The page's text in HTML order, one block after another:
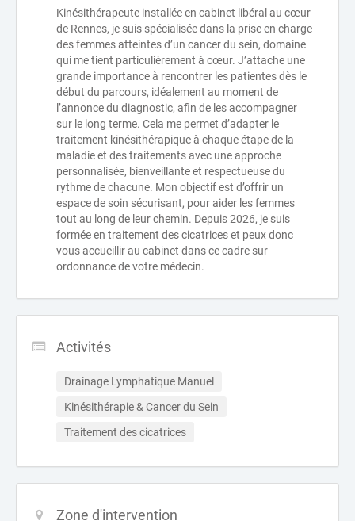
Kinésithérapeute installée en cabinet libéral au cœur
de Rennes, je suis spécialisée dans la prise en charge
des femmes atteintes d’un cancer du sein, domaine
qui me tient particulièrement à cœur. J’attache une
grande importance à rencontrer les patientes dès le
début du parcours, idéalement au moment de
l’annonce du diagnostic, afin de les accompagner
sur le long terme. Cela me permet d’adapter le
traitement kinésithérapique à chaque étape de la
maladie et des traitements avec une approche
personnalisée, bienveillante et respectueuse du
rythme de chacune. Mon objectif est d’offrir un
espace de soin sécurisant, pour aider les femmes
tout au long de leur chemin. Depuis 2026, je suis
formée en traitement des cicatrices et peux donc
vous accueillir au cabinet dans ce cadre sur
ordonnance de votre médecin.
Activités
Drainage Lymphatique Manuel
Kinésithérapie & Cancer du Sein
Traitement des cicatrices
Zone d'intervention